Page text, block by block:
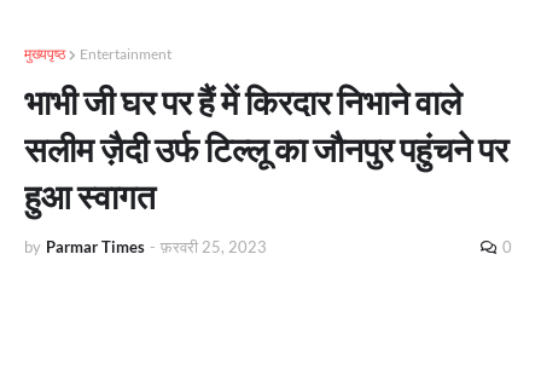
मुख्यपृष्ठ Entertainment
भाभी जी घर पर हैं में किरदार निभाने वाले
सलीम ज़ैदी उर्फ टिल्लू का जौनपुर पहुंचने पर
हुआ स्वागत
by Parmar Times - फ़रवरी 25, 2023 0